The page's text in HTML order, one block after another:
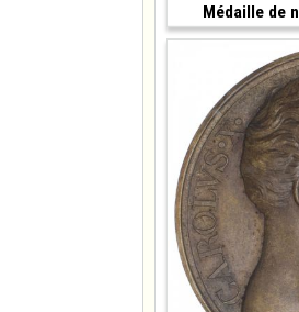
Médaille de
(1820 • 33.11 g • 38